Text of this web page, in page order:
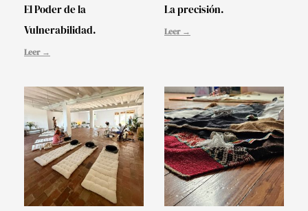
El Poder de la
Vulnerabilidad.
Leer →
La precisión.
Leer →